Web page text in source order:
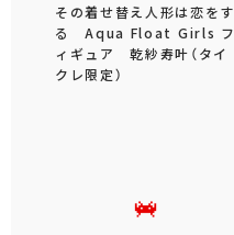
その着せ替え人形は恋をす
る Aqua Float Girls フ
ィギュア 乾紗寿叶（タイ
クレ限定）